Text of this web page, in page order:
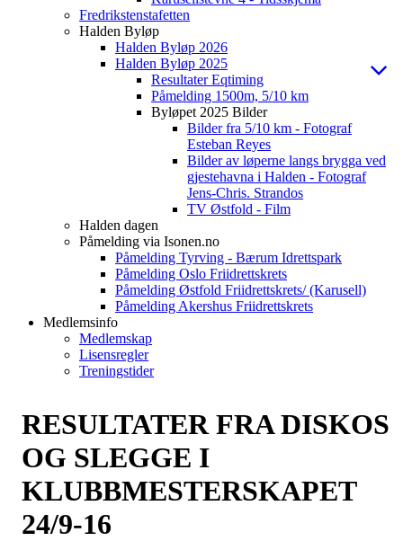
Fredrikstenstafetten
Halden Byløp
Halden Byløp 2026
Halden Byløp 2025
Resultater Eqtiming
Påmelding 1500m, 5/10 km
Byløpet 2025 Bilder
Bilder fra 5/10 km - Fotograf
Esteban Reyes
Bilder av løperne langs brygga ved
gjestehavna i Halden - Fotograf
Jens-Chris. Strandos
TV Østfold - Film
Halden dagen
Påmelding via Isonen.no
Påmelding Tyrving - Bærum Idrettspark
Påmelding Oslo Friidrettskrets
Påmelding Østfold Friidrettskrets/ (Karusell)
Påmelding Akershus Friidrettskrets
Medlemsinfo
Medlemskap
Lisensregler
Treningstider
RESULTATER FRA DISKOS
OG SLEGGE I
KLUBBMESTERSKAPET
24/9-16